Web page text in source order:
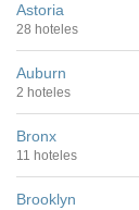
Astoria
28 hoteles
Auburn
2 hoteles
Bronx
11 hoteles
Brooklyn